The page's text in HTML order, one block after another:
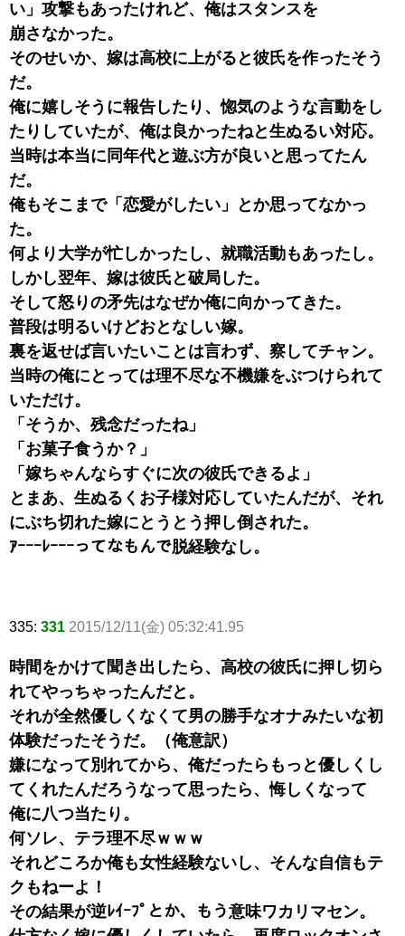
い」攻撃もあったけれど、俺はスタンスを
崩さなかった。
そのせいか、嫁は高校に上がると彼氏を作ったそう
だ。
俺に嬉しそうに報告したり、惚気のような言動をし
たりしていたが、俺は良かったねと生ぬるい対応。
当時は本当に同年代と遊ぶ方が良いと思ってたん
だ。
俺もそこまで「恋愛がしたい」とか思ってなかっ
た。
何より大学が忙しかったし、就職活動もあったし。
しかし翌年、嫁は彼氏と破局した。
そして怒りの矛先はなぜか俺に向かってきた。
普段は明るいけどおとなしい嫁。
裏を返せば言いたいことは言わず、察してチャン。
当時の俺にとっては理不尽な不機嫌をぶつけられて
いただけ。
「そうか、残念だったね」
「お菓子食うか？」
「嫁ちゃんならすぐに次の彼氏できるよ」
とまあ、生ぬるくお子様対応していたんだが、それ
にぶち切れた嫁にとうとう押し倒された。
ｱｰｰｰﾚｰｰｰってなもんで脱経験なし。
335: 331 2015/12/11(金) 05:32:41.95
時間をかけて聞き出したら、高校の彼氏に押し切ら
れてやっちゃったんだと。
それが全然優しくなくて男の勝手なオナみたいな初
体験だったそうだ。（俺意訳）
嫌になって別れてから、俺だったらもっと優しくし
てくれたんだろうなって思ったら、悔しくなって
俺に八つ当たり。
何ソレ、テラ理不尽ｗｗｗ
それどころか俺も女性経験ないし、そんな自信もテ
クもねーよ！
その結果が逆ﾚｲｰﾌﾟとか、もう意味ワカリマセン。